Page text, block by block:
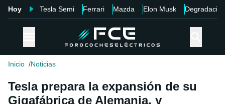
Hoy Tesla Semi Ferrari Mazda Elon Musk Degradación
Inicio Noticias
Tesla prepara la expansión de su
Gigafábrica de Alemania, y